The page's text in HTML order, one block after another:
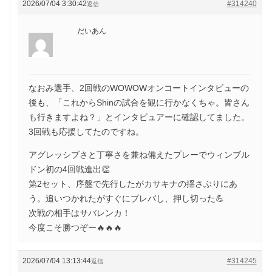
2026/07/04 3:30:42 #314240
返信
だいあん
なおみ選手、2回戦のWOWOWオンコートインタビューの
後も、「これからShinの試合を観に行かなくちゃ。皆さん
も行きますよね？」とインタビュアーに確認してました。
3回戦も応援してたのですね。
アグレッシブさと丁寧さを兼ね備えたプレーでウィンブル
ドン初の4回戦進出👏
第2セット、序盤で先行したがカサキナの揺さぶりにあ
う。追いつかれたがすぐにブレバし、押し切った💪
次戦の相手はサバレンカ！
今度こそ勝つぞー🔥🔥🔥
2026/07/04 13:13:44 #314245
返信